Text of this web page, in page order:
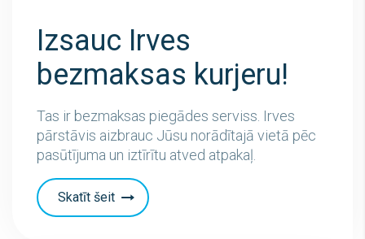
Izsauc Irves
bezmaksas kurjeru!
Tas ir bezmaksas piegādes serviss. Irves
pārstāvis aizbrauc Jūsu norādītajā vietā pēc
pasūtījuma un iztīrītu atved atpakaļ.
Skatīt šeit